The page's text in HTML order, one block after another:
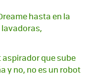
hasta en la
aspirador que sube
y no, no es un robot